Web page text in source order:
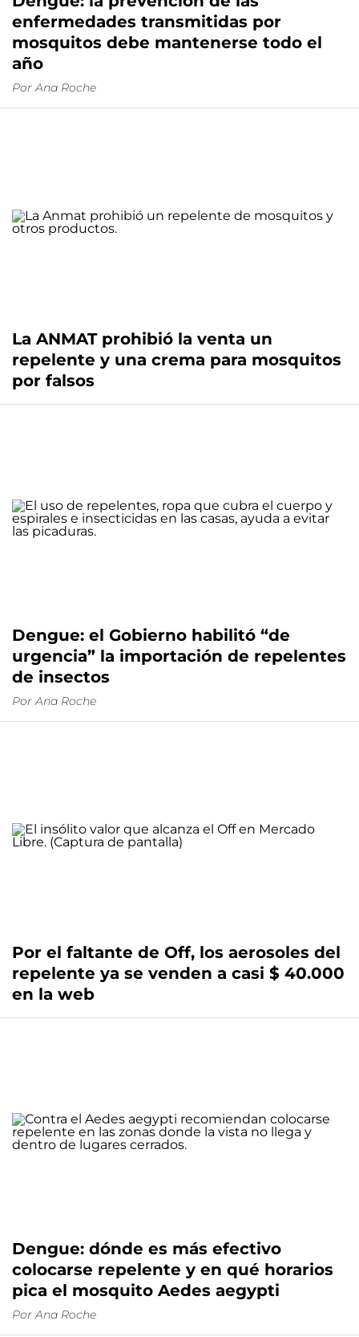
enfermedades transmitidas por
mosquitos debe mantenerse todo el
año
Por Ana Roche
La ANMAT prohibió la venta un
repelente y una crema para mosquitos
por falsos
Dengue: el Gobierno habilitó “de
urgencia” la importación de repelentes
de insectos
Por Ana Roche
Por el faltante de Off, los aerosoles del
repelente ya se venden a casi $ 40.000
en la web
Dengue: dónde es más efectivo
colocarse repelente y en qué horarios
pica el mosquito Aedes aegypti
Por Ana Roche